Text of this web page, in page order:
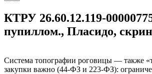
КТРУ 26.60.12.119-
пупиллом., Пласидо,
Система топографии роговицы — также
закупки важно (44-ФЗ и 223-ФЗ):